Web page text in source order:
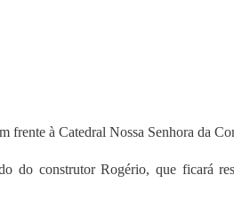
frente à Catedral Nossa Senhora da
do construtor Rogério, que ficará